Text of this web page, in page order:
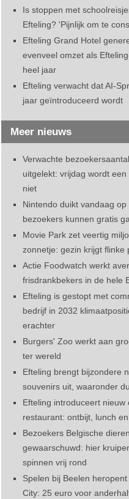
Is stoppen met
Efteling? 'Pijnlijk om te
Efteling Grand Hotel
evenveel omzet als
heel jaar
Efteling verwacht dat AI-
jaar geïntroduceerd wordt
Meer nieuws
Verwachte
uitgelekt: vrijdag wordt
niet
Nintendo duikt vandaag op
bezoekers kunnen gratis
Movie Park zet veertig
zonnetje: gezin krijgt flinke
Actie Foodwatch werkt
frisdrankbekers in de hele
Efteling is gestopt met
bedrijf in 2032
erachter
Burgers' Zoo werkt aan
ter wereld
Efteling brengt bijzondere
souvenirs uit, waaronder
Efteling introduceert nieuw
restaurant: ontbijt, lunch
Bezoekers Belgische
gewaarschuwd: hier
spinnen vrij rond
Spelen bij Beelen
City: 25 euro voor